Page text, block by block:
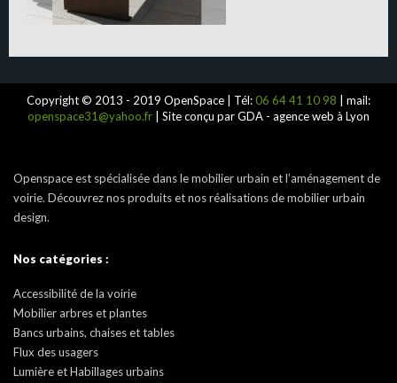
Copyright © 2013 - 2019 OpenSpace | Tél:06 64 41 10 98 | mail:
openspace31@yahoo.fr | Site conçu par GDA - agence web à Lyon
Openspace est spécialisée dans le mobilier urbain et l’aménagement de
voirie. Découvrez nos produits et nos réalisations de mobilier urbain
design.
Nos catégories :
Accessibilité de la voirie
Mobilier arbres et plantes
Bancs urbains, chaises et tables
Flux des usagers
Lumière et Habillages urbains